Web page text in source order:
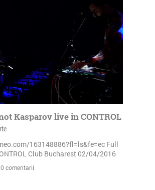
Kasparov live in CONTROL
163148886?fl=ls&fe=ec Full
Club Bucharest 02/04/2016
comentarii